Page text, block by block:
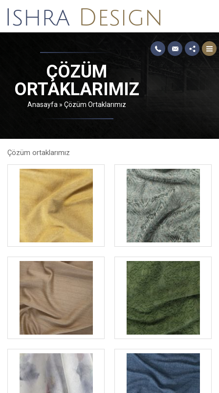
ÇÖZÜM
ORTAKLARIMIZ
Anasayfa » Çözüm Ortaklarımız
Çözüm ortaklarımız